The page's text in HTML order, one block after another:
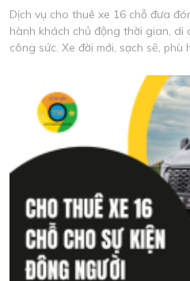
Dịch vụ cho thuê xe 16 chỗ đưa
hành khách chủ động thời gian, di
công sức. Xe đời mới, sạch sẽ,